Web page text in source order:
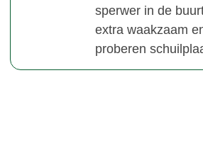
sperwer in de
extra waakzaam
proberen